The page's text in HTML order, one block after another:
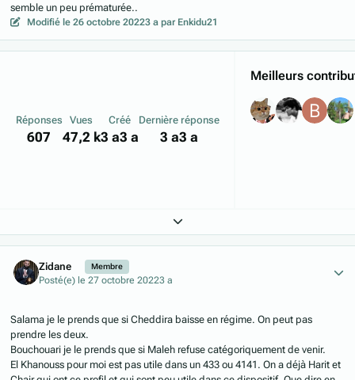
semble un peu prématurée..
Modifié le 26 octobre 20223 a par Enkidu21
Réponses
607
Vues
47,2 k
Créé
3 a3 a
Dernière réponse
3 a3 a
Meilleurs
Expand topic overview
Zidane Membre
Posté(e) le 27 octobre 20223 a
Salama je le prends que si Cheddira baisse en régime. On peut pas
prendre les deux.
Bouchouari je le prends que si Maleh refuse catégoriquement de venir.
El Khanouss pour moi est pas utile dans un 433 ou 4141. On a déjà Harit et